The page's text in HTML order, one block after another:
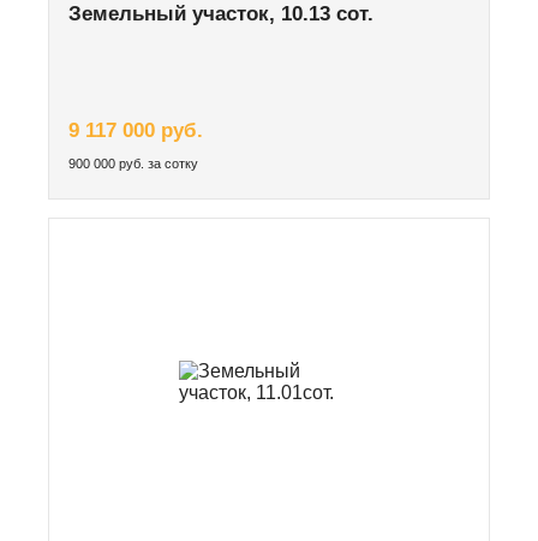
Земельный участок, 10.13 сот.
9 117 000 руб.
900 000 руб. за сотку